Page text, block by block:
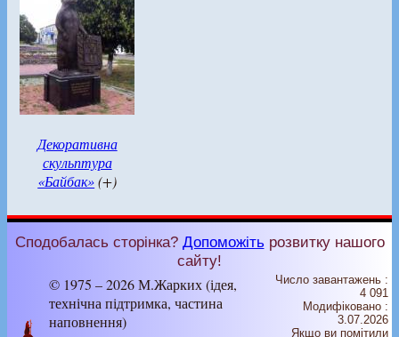
Декоративна
скульптура
«Байбак»(+)
Сподобалась сторінка? Допоможітьрозвитку нашого
сайту!
© 1975 – 2026 М.Жарких (ідея,
технічна підтримка, частина
наповнення)
Число завантажень :
4 091
Модифіковано :
3.07.2026
Якщо ви помітили